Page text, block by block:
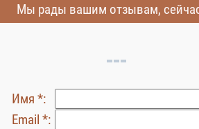
Мы рады вашим отзывам,
Имя *:
Email *: